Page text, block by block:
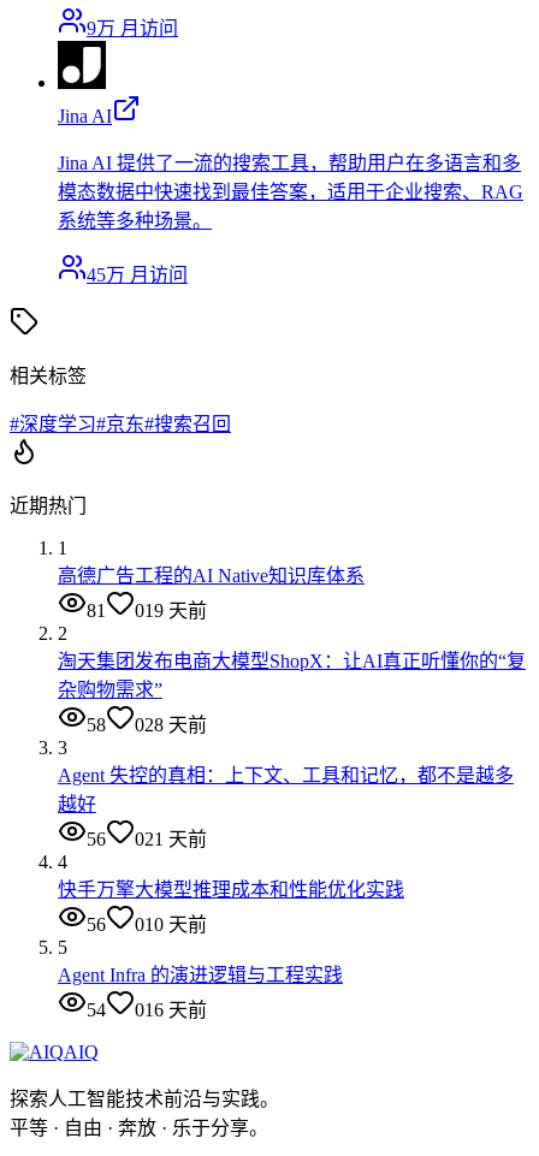
9万 月访问
Jina AI
Jina AI 提供了一流的搜索工具，帮助用户在多语言和多
模态数据中快速找到最佳答案，适用于企业搜索、RAG
系统等多种场景。
45万 月访问
相关标签
#深度学习#京东#搜索召回
近期热门
1
高德广告工程的AI Native知识库体系
81
019 天前
2
淘天集团发布电商大模型ShopX：让AI真正听懂你的“复
杂购物需求”
58
028 天前
3
Agent 失控的真相：上下文、工具和记忆，都不是越多
越好
56
021 天前
4
快手万擎大模型推理成本和性能优化实践
56
010 天前
5
Agent Infra 的演进逻辑与工程实践
54
016 天前
AIQ
探索人工智能技术前沿与实践。
平等 · 自由 · 奔放 · 乐于分享。